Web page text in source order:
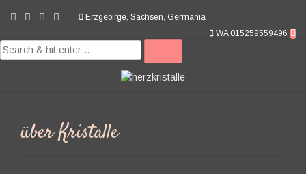
Erzgebirge, Sachsen, Germania
WA 015259559496
über Kristalle